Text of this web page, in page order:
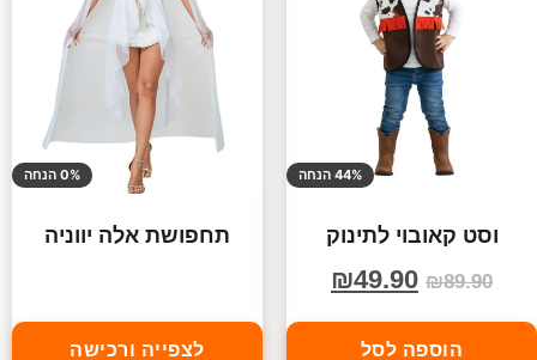
44% הנחה
וסט קאובוי לתינוק
₪89.90
₪49.90
הוספה לסל
0% הנחה
תחפושת אלה יווניה
לצפייה ורכישה